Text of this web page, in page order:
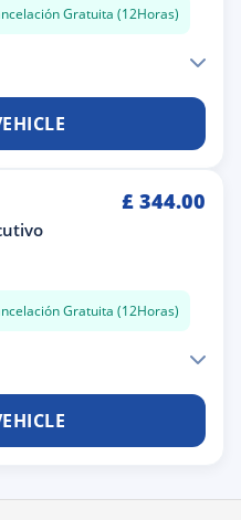
Gratuita (12Horas)
£ 344.00
Gratuita (12Horas)